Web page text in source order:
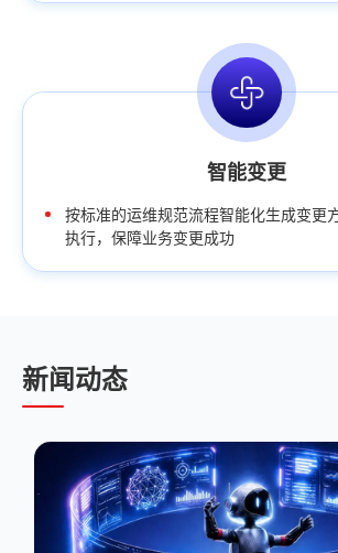
智能变更
按标准的运维规范流程智能化生成变更
执行，保障业务变更成功
新闻动态